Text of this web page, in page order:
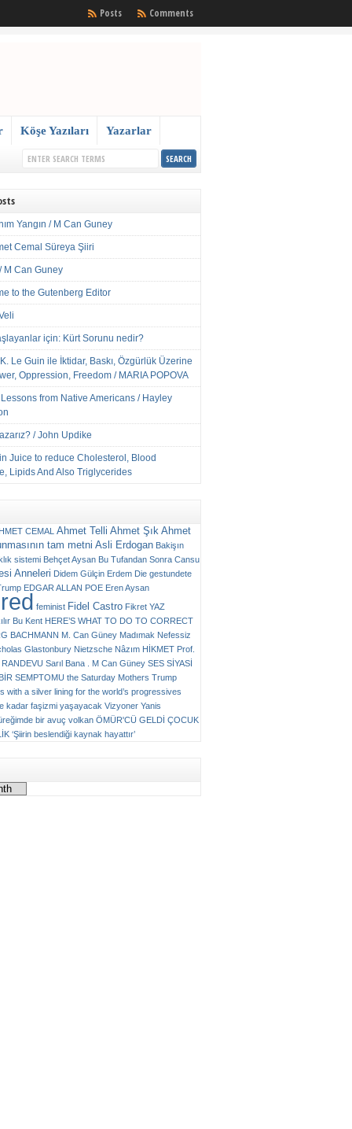
Comments
Posts
Köşe Yazıları Yazarlar
Yangın / M Can Guney
Cemal Süreya Şiiri
M Can Guney
to the Gutenberg Editor
için: Kürt Sorunu nedir?
Le Guin ile İktidar, Baskı, Özgürlük Üzerine
Oppression, Freedom / MARIA POPOVA
from Native Americans / Hayley
/ John Updike
Juice to reduce Cholesterol, Blood
Lipids And Also Triglycerides
CEMAL Ahmet Telli Ahmet Şık Ahmet
tam metni Asli Erdogan Bakişın
sistemi Behçet Aysan Bu Tufandan Sonra Cansu
Anneleri Didem Gülçin Erdem Die gestundete
EDGAR ALLAN POE Eren Aysan
feminist Fidel Castro Fikret YAZ
Bu Kent HERE’S WHAT TO DO TO CORRECT
BACHMANN M. Can Güney Madımak Nefessiz
Glastonbury Nietzsche Nâzım HİKMET Prof.
RANDEVU Sarıl Bana . M Can Güney SES SİYASİ
SEMPTOMU the Saturday Mothers Trump
with a silver lining for the world’s progressives
kadar faşizmi yaşayacak Vizyoner Yanis
bir avuç volkan ÖMÜR'CÜ GELDİ ÇOCUK
‘Şiirin beslendiği kaynak hayattır’